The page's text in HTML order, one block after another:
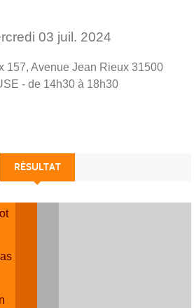
03 juil. 2024
157, Avenue Jean Rieux 31500
- de 14h30 à 18h30
RÉSULTAT